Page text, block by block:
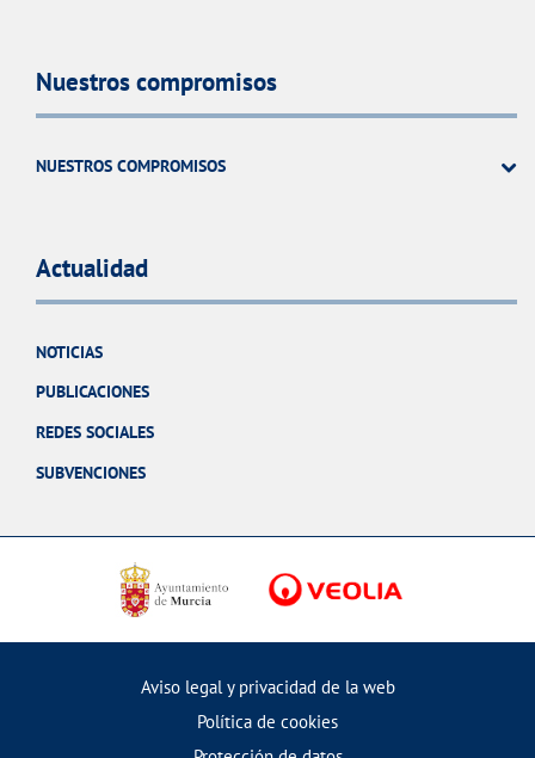
Nuestros compromisos
NUESTROS COMPROMISOS
Actualidad
NOTICIAS
PUBLICACIONES
REDES SOCIALES
SUBVENCIONES
Aviso legal y privacidad de la web
Política de cookies